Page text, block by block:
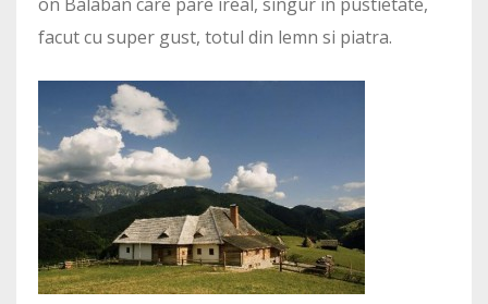
facut cu super gust, totul din lemn si piatra.